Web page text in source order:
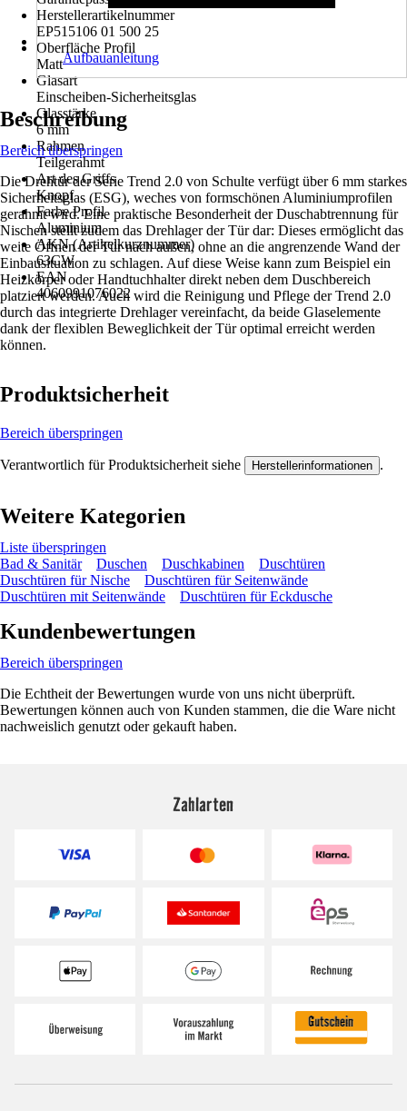
Herstellerartikelnummer
EP515106 01 500 25
Oberfläche Profil
Matt
Glasart
Einscheiben-Sicherheitsglas
Glasstärke
6 mm
Rahmen
Teilgerahmt
Art des Griffs
Knopf
Farbe Profil
Aluminium
AKN (Artikelkurznummer)
63CW
EAN
4060991076022
Aufbauanleitung
Beschreibung
Bereich überspringen
Die Drehtür der Serie Trend 2.0 von Schulte verfügt über 6 mm starkes
Sicherheitsglas (ESG), weches von formschönen Aluminiumprofilen
gerahmt wird. Eine praktische Besonderheit der Duschabtrennung für
Nischen stellt zudem das Drehlager der Tür dar: Dieses ermöglicht das
weite Öffnen der Tür nach außen, ohne an die angrenzende Wand der
Einbausituation zu schlagen. Auf diese Weise kann zum Beispiel ein
Heizkörper oder Handtuchhalter direkt neben dem Duschbereich
platziert werden. Auch wird die Reinigung und Pflege der Trend 2.0
durch das integrierte Drehlager vereinfacht, da beide Glaselemente
dank der flexiblen Beweglichkeit der Tür optimal erreicht werden
können.
Produktsicherheit
Bereich überspringen
Verantwortlich für Produktsicherheit siehe Herstellerinformationen .
Weitere Kategorien
Liste überspringen
Bad & Sanitär
Duschen Duschkabinen
Duschtüren
Duschtüren für Nische
Duschtüren für Seitenwände
Duschtüren mit Seitenwände
Duschtüren für Eckdusche
Kundenbewertungen
Bereich überspringen
Die Echtheit der Bewertungen wurde von uns nicht überprüft.
Bewertungen können auch von Kunden stammen, die die Ware nicht
nachweislich genutzt oder gekauft haben.
Zahlarten